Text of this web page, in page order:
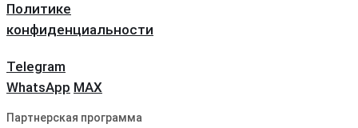
Политике
конфиденциальности
Telegram
WhatsApp MAX
Партнерская программа